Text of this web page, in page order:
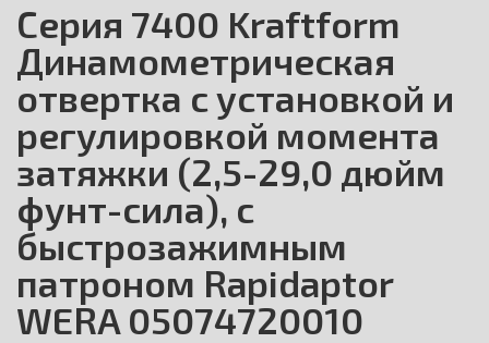
Серия 7400 Kraftform
Динамометрическая
отвертка с установкой и
регулировкой момента
затяжки (2,5-29,0 дюйм
фунт-сила), с
быстрозажимным
патроном Rapidaptor
WERA 05074720010